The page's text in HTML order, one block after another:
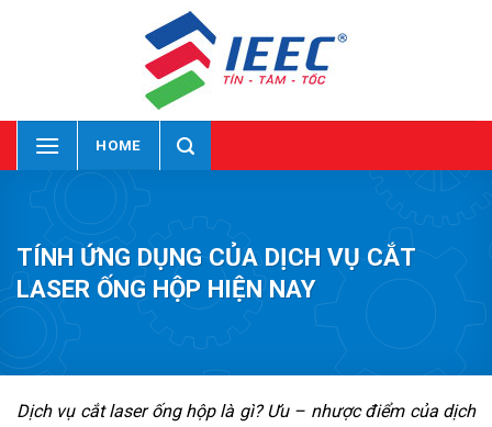
HOME
TÍNH ỨNG DỤNG CỦA DỊCH VỤ CẮT
LASER ỐNG HỘP HIỆN NAY
Dịch vụ cắt laser ống hộp là gì? Ưu – nhược điểm của dịch